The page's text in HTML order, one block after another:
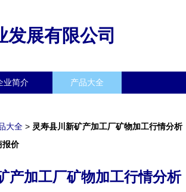
发展有限公司
业简介 产品大全
大全 > 灵寿县川新矿产加工厂矿物加工行情分析
报价
产加工厂矿物加工行情分析